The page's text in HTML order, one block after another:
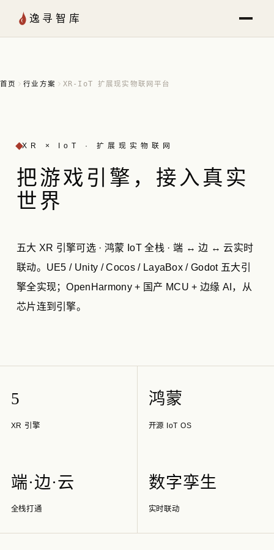
跳至内容逸寻智库
首页 行业方案 XR-IoT 扩展现实物联网平台
XR × IoT · 扩展现实物联网
把游戏引擎， 接入真实
世界
五大 XR 引擎可选 · 鸿蒙 IoT 全栈 · 端 ↔ 边 ↔ 云实时
联动。UE5 / Unity / Cocos / LayaBox / Godot 五大引
擎全实现；OpenHarmony + 国产 MCU + 边缘 AI，从
芯片连到引擎。
5
XR 引擎
鸿蒙
开源 IoT OS
端·边·云
全栈打通
数字孪生
实时联动